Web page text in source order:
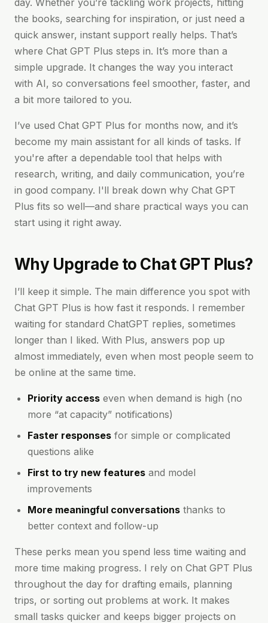
day. Whether you’re tackling work projects, hitting
the books, searching for inspiration, or just need a
quick answer, instant support really helps. That’s
where Chat GPT Plus steps in. It’s more than a
simple upgrade. It changes the way you interact
with AI, so conversations feel smoother, faster, and
a bit more tailored to you.
I’ve used Chat GPT Plus for months now, and it’s
become my main assistant for all kinds of tasks. If
you're after a dependable tool that helps with
research, writing, and daily communication, you’re
in good company. I'll break down why Chat GPT
Plus fits so well—and share practical ways you can
start using it right away.
Why Upgrade to Chat GPT Plus?
I’ll keep it simple. The main difference you spot with
Chat GPT Plus is how fast it responds. I remember
waiting for standard ChatGPT replies, sometimes
longer than I liked. With Plus, answers pop up
almost immediately, even when most people seem to
be online at the same time.
Priority access even when demand is high (no
more “at capacity” notifications)
Faster responses for simple or complicated
questions alike
First to try new features and model
improvements
More meaningful conversations thanks to
better context and follow-up
These perks mean you spend less time waiting and
more time making progress. I rely on Chat GPT Plus
throughout the day for drafting emails, planning
trips, or sorting out problems at work. It makes
small tasks quicker and keeps bigger projects on